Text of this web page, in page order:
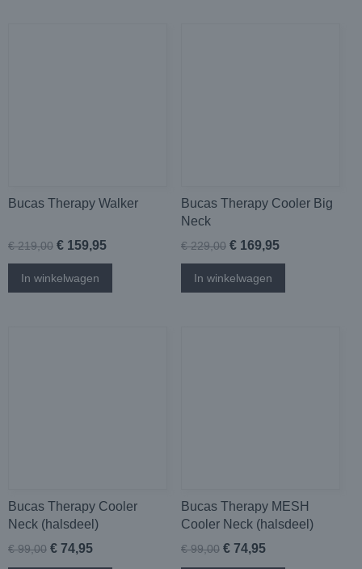
Bucas Therapy Walker
€ 219,00 € 159,95
In winkelwagen
Bucas Therapy Cooler Big
Neck
€ 229,00 € 169,95
In winkelwagen
Bucas Therapy Cooler
Neck (halsdeel)
€ 99,00 € 74,95
Bucas Therapy MESH
Cooler Neck (halsdeel)
€ 99,00 € 74,95